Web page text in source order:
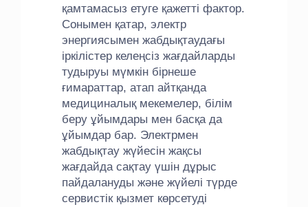
қамтамасыз етуге қажетті фактор.
Сонымен қатар, электр
энергиясымен жабдықтаудағы
іркілістер келеңсіз жағдайларды
тудыруы мүмкін бірнеше
ғимараттар, атап айтқанда
медициналық мекемелер, білім
беру ұйымдары мен басқа да
ұйымдар бар. Электрмен
жабдықтау жүйесін жақсы
жағдайда сақтау үшін дұрыс
пайдалануды және жүйелі түрде
сервистік қызмет көрсетуді